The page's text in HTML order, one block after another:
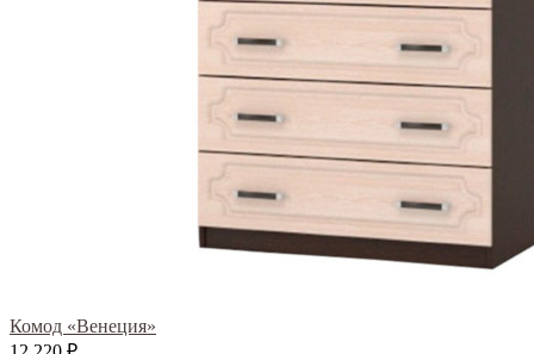
Комод «Венеция»